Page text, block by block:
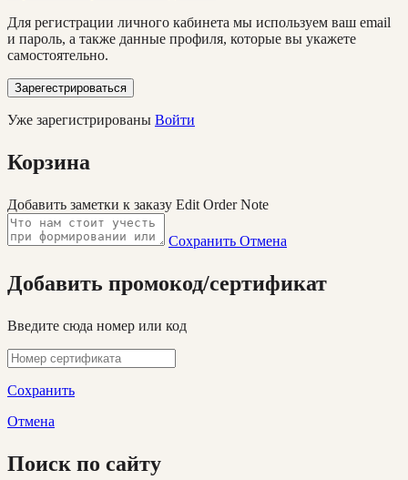
Для регистрации личного кабинета мы используем ваш email
и пароль, а также данные профиля, которые вы укажете
самостоятельно.
Зарегестрироваться
Уже зарегистрированы Войти
Корзина
Добавить заметки к заказу Edit Order Note
Сохранить Отмена
Добавить промокод/сертификат
Введите сюда номер или код
Сохранить
Отмена
Поиск по сайту